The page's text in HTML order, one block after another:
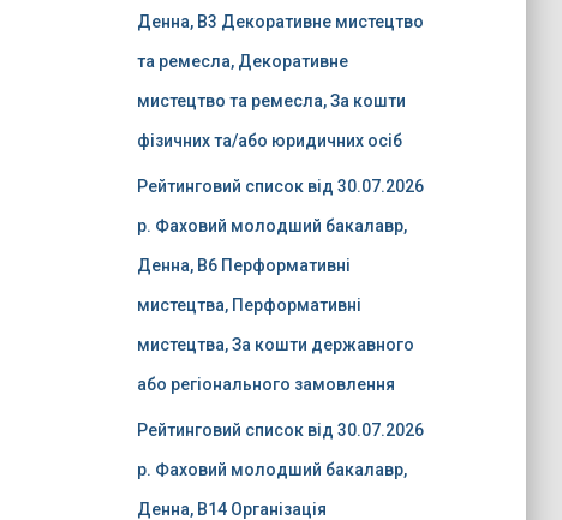
Денна, B3 Декоративне мистецтво
та ремесла, Декоративне
мистецтво та ремесла, За кошти
фізичних та/або юридичних осіб
Рейтинговий список від 30.07.2026
р. Фаховий молодший бакалавр,
Денна, B6 Перформативні
мистецтва, Перформативні
мистецтва, За кошти державного
або регіонального замовлення
Рейтинговий список від 30.07.2026
р. Фаховий молодший бакалавр,
Денна, B14 Організація